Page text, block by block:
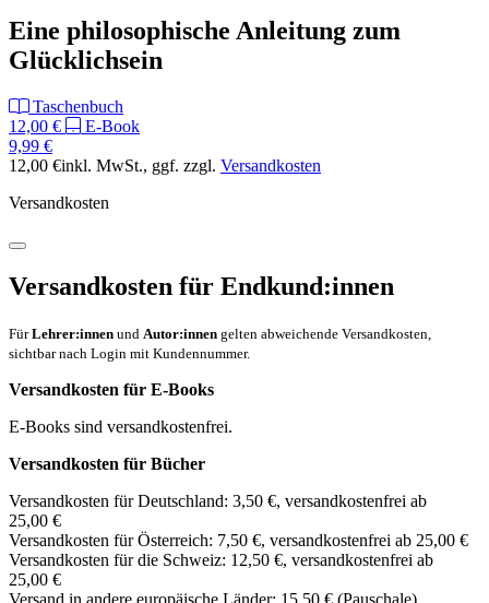
Eine philosophische Anleitung zum
Glücklichsein
Taschenbuch
12,00 €
E-Book
9,99 €
12,00 €inkl. MwSt., ggf. zzgl. Versandkosten
Versandkosten
Versandkosten für Endkund:innen
FürLehrer:innen und Autor:innen gelten abweichende Versandkosten,
sichtbar nach Login mit Kundennummer.
Versandkosten für E-Books
E-Books sind versandkostenfrei.
Versandkosten für Bücher
Versandkosten für Deutschland: 3,50 €, versandkostenfrei ab
25,00 €
Versandkosten für Österreich: 7,50 €, versandkostenfrei ab 25,00 €
Versandkosten für die Schweiz: 12,50 €, versandkostenfrei ab
25,00 €